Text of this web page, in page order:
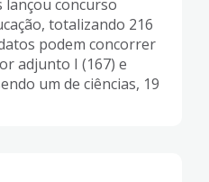
lançou concurso
totalizando 216
podem concorrer
adjunto I (167) e
um de ciências, 19